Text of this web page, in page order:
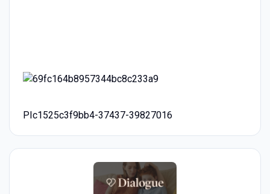
PIc1525c3f9bb4-37437-39827016